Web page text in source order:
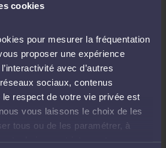
cookies
pour mesurer la fréquentation
proposer une expérience
avec d’autres
sociaux, contenus
respect de votre vie privée est
vous laissons le choix de les
tous ou de les paramétrer, à
et d’intégrer les
par des systèmes
à la
(n°9) du
rapport de la Mission
maintenant la responsabilité et
un professionnel du droit.